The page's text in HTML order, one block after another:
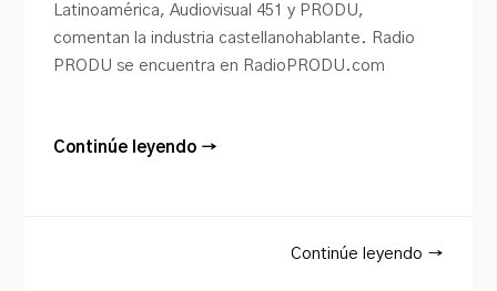
Latinoamérica, Audiovisual 451 y PRODU,
comentan la industria castellanohablante. Radio
PRODU se encuentra en RadioPRODU.com
Continúe leyendo →
Continúe leyendo →